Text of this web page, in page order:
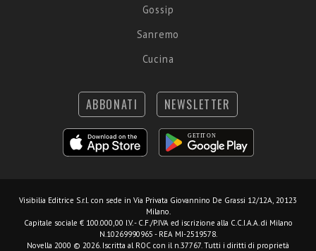
Gossip
Sanremo
Cucina
ABBONATI NEWSLETTER
Visibilia Editrice S.r.l. con sede in Via Privata Giovannino De Grassi 12/12A, 20123
Milano.
Capitale sociale € 100.000,00 I.V. - C.F./P.IVA ed iscrizione alla C.C.I.A.A. di Milano
N.10269990965 - REA MI-2519578.
Novella 2000 © 2026. Iscritta al ROC con il n.37767. Tutti i diritti di proprietà